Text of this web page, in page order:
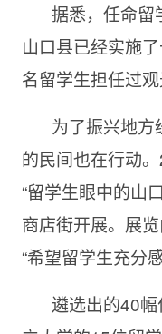
据悉，任命留
山口县已经实施
名留学生担任过观
为了振兴地方
的民间也在行动。
“留学生眼中的山
商店街开展。展览
“希望留学生充分
遴选出的40幅